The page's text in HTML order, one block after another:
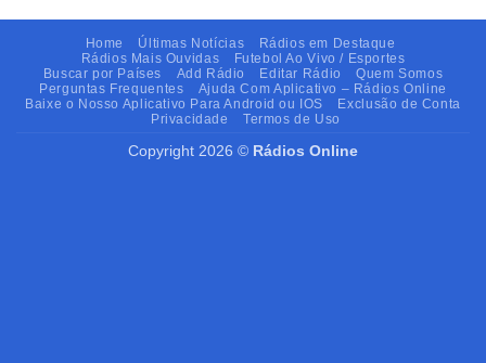
Home Últimas Notícias
Rádios em Destaque
Rádios Mais Ouvidas
Futebol Ao Vivo / Esportes
Buscar por Países
Add Rádio Editar Rádio
Quem Somos
Perguntas Frequentes
Ajuda Com Aplicativo – Rádios Online
Baixe o Nosso Aplicativo Para Android ou IOS
Exclusão de Conta
Privacidade
Termos de Uso
Copyright 2026 © Rádios Online